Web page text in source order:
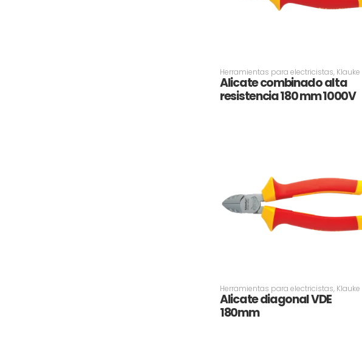
Herramientas para electricistas, Klauke
Alicate combinado alta
resistencia 180 mm 1000V
Herramientas para electricistas, Klauke
Alicate diagonal VDE
180mm